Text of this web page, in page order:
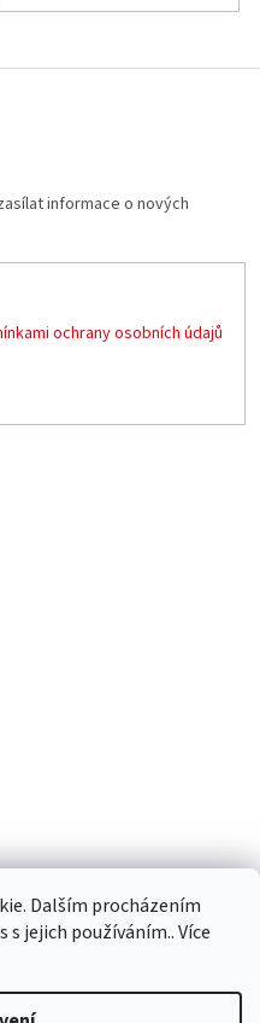
Dalším procházením
jejich používáním.. Více
informace o nových
ochrany osobních údajů